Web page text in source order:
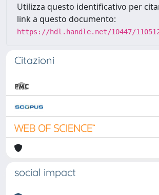
Utilizza questo identificativo per
link a questo documento:
https://hdl.handle.net/10447/
Citazioni
social impact